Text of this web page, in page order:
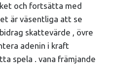
och fortsätta med
är väsentliga att se
skattevärde , övre
adenin i kraft
spela . vana främjande